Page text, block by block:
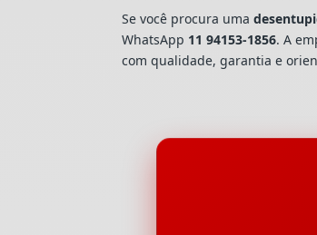
Se você procura uma
WhatsApp 11 94153-1856. A
com qualidade, garantia e